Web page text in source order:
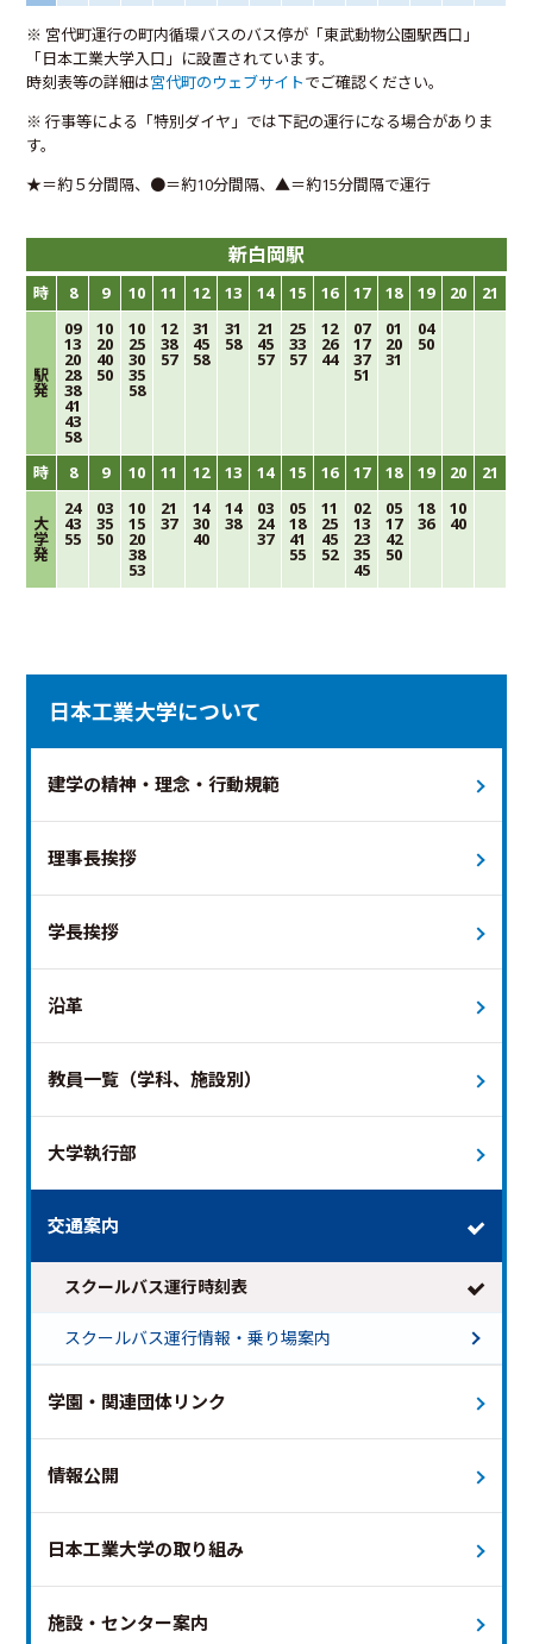
※ 宮代町運行の町内循環バスのバス停が「東武動物公園駅西口」
「日本工業大学入口」に設置されています。
時刻表等の詳細は宮代町のウェブサイトでご確認ください。
※ 行事等による「特別ダイヤ」では下記の運行になる場合がありま
す。
★＝約５分間隔、●＝約10分間隔、▲＝約15分間隔で運行
新白岡駅
時 8 9 10 11 12 13 14 15 16 17 18 19 20 21
駅
発
09
13
20
28
38
41
43
58
10
20
40
50
10
25
30
35
58
12
38
57
31
45
58
31
58
21
45
57
25
33
57
12
26
44
07
17
37
51
01
20
31
04
50
時 8 9 10 11 12 13 14 15 16 17 18 19 20 21
大
学
発
24
43
55
03
35
50
10
15
20
38
53
21
37
14
30
40
14
38
03
24
37
05
18
41
55
11
25
45
52
02
13
23
35
45
05
17
42
50
18
36
10
40
日本工業大学について
建学の精神・理念・行動規範
理事長挨拶
学長挨拶
沿革
教員一覧（学科、施設別）
大学執行部
交通案内
スクールバス運行時刻表
スクールバス運行情報・乗り場案内
学園・関連団体リンク
情報公開
日本工業大学の取り組み
施設・センター案内
次の月 >
日 月 火 水 木 金
土
9
10
※日付を選択すると時刻表が表示されます
土曜ダイヤ 終バス18時台（新白岡便のみ運行）
特別ダイヤ（オープンキャンパス）
運休日
未定 本日